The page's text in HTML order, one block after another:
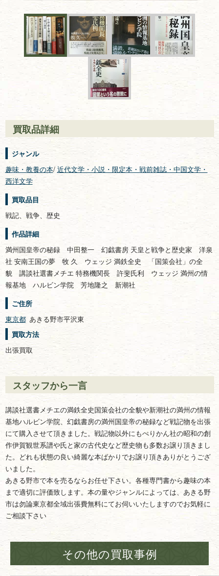
買取品詳細
ジャンル
趣味・教養の本/ 近代文学・小説・限定本・戦前雑誌・中国文学・
西洋文学
買取品目
戦記、戦争、歴史
作品詳細
満州国皇帝の秘録 中田整一 幻戯書房 天皇と戦争と歴史家 洋泉
社 安南王国の夢 牧 久 ウェッジ 満鉄全史 「国策会社」の全
貌 講談社選書メチエ 特務機関長 許斐氏利 ウェッジ 満州の情
報基地 ハルビン学院 芳地隆之 新潮社
ご住所
東京都 あきる野市平沢東
買取方法
出張買取
スタッフから一言
講談社選書メチエの満鉄全史国策会社の全貌や新潮社の満州の情報
基地ハルビン学院、幻戯書房の満州国皇帝の秘録など戦記物を出張
にて購入させて頂きました。戦記物以外にもぺりかん社の昭和の創
作伊賀観世系譜や氏と家の古代史など歴史物も多数お譲り頂きまし
た。どれも状態の良い綺麗な本ばかりでお譲り頂きありがとうござ
いました。
あきる野市で本を売るならお任せ下さい。各種専門書から趣味の本
まで適切に評価致します。本の量やジャンルによっては、あきる野
市は勿論東京都全域出張費無料にてお伺いいたしますのでお気軽に
ご相談下さい
その他の買取事例